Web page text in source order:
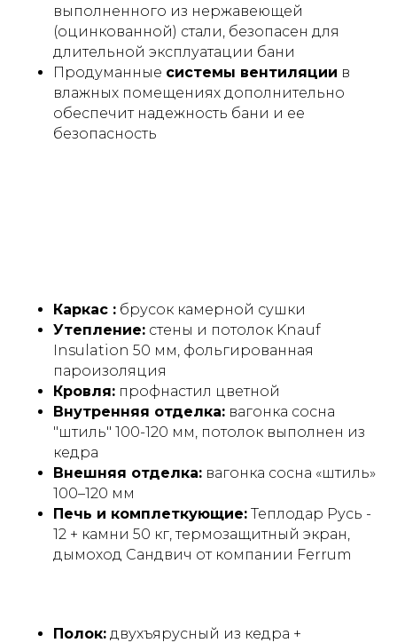
выполненного из нержавеющей
(оцинкованной) стали, безопасен для
длительной эксплуатации бани
Продуманные системы вентиляции в
влажных помещениях дополнительно
обеспечит надежность бани и ее
безопасность
Каркас : брусок камерной сушки
Утепление: стены и потолок Knauf
Insulation 50 мм, фольгированная
пароизоляция
Кровля: профнастил цветной
Внутренняя отделка: вагонка сосна
"штиль" 100-120 мм, потолок выполнен из
кедра
Внешняя отделка: вагонка сосна «штиль»
100–120 мм
Печь и комплеткующие: Теплодар Русь -
12 + камни 50 кг, термозащитный экран,
дымоход Сандвич от компании Ferrum
Полок: двухъярусный из кедра +
Преимущества модели
«Дачная»